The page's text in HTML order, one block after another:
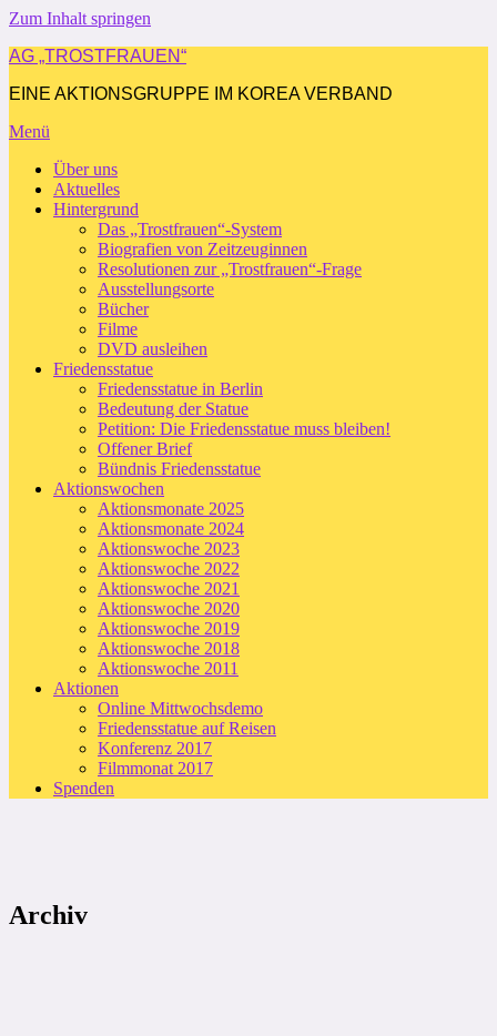
Zum Inhalt springen
AG „TROSTFRAUEN“
EINE AKTIONSGRUPPE IM KOREA VERBAND
Menü
Über uns
Aktuelles
Hintergrund
Das „Trostfrauen“-System
Biografien von Zeitzeuginnen
Resolutionen zur „Trostfrauen“-Frage
Ausstellungsorte
Bücher
Filme
DVD ausleihen
Friedensstatue
Friedensstatue in Berlin
Bedeutung der Statue
Petition: Die Friedensstatue muss bleiben!
Offener Brief
Bündnis Friedensstatue
Aktionswochen
Aktionsmonate 2025
Aktionsmonate 2024
Aktionswoche 2023
Aktionswoche 2022
Aktionswoche 2021
Aktionswoche 2020
Aktionswoche 2019
Aktionswoche 2018
Aktionswoche 2011
Aktionen
Online Mittwochsdemo
Friedensstatue auf Reisen
Konferenz 2017
Filmmonat 2017
Spenden
Archiv